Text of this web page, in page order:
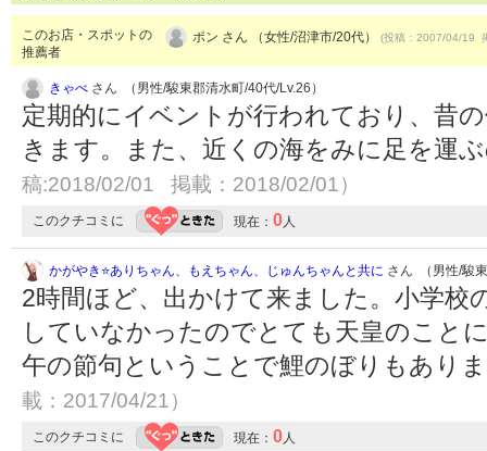
このお店・スポットの
推薦者
ポン さん （女性/沼津市/20代） (投稿：2007/04/19
きゃべ さん （男性/駿東郡清水町/40代/Lv.26）
定期的にイベントが行われており、昔
きます。また、近くの海をみに足を運
稿:2018/02/01 掲載：2018/02/01）
このクチコミに 現在： 0人
かがやき⭐️ありちゃん、もえちゃん、じゅんちゃんと共に さん （男性/駿
2時間ほど、出かけて来ました。小学校
していなかったのでとても天皇のこと
午の節句ということで鯉のぼりもあり
載：2017/04/21）
このクチコミに 現在： 0人